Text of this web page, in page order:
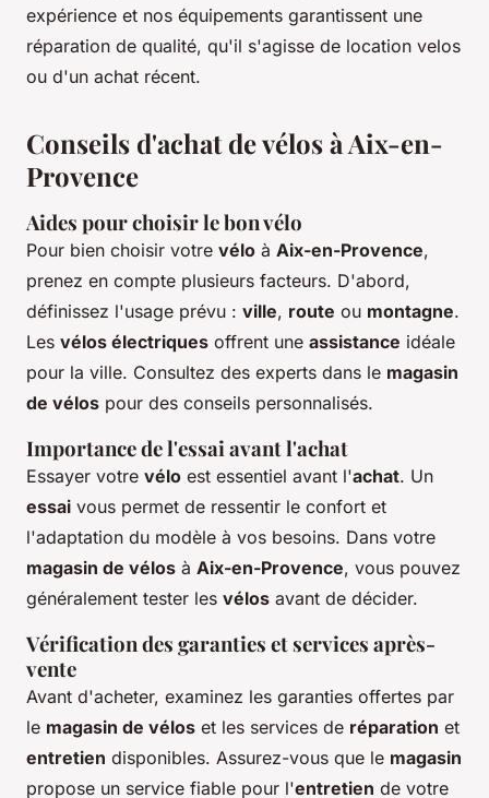
expérience et nos équipements garantissent une
réparation de qualité, qu'il s'agisse de location velos
ou d'un achat récent.
Conseils d'achat de vélos à Aix-en-
Provence
Aides pour choisir le bon vélo
Pour bien choisir votre vélo à Aix-en-Provence,
prenez en compte plusieurs facteurs. D'abord,
définissez l'usage prévu : ville, route ou montagne.
Les vélos électriques offrent une assistance idéale
pour la ville. Consultez des experts dans le magasin
de vélos pour des conseils personnalisés.
Importance de l'essai avant l'achat
Essayer votre vélo est essentiel avant l'achat. Un
essai vous permet de ressentir le confort et
l'adaptation du modèle à vos besoins. Dans votre
magasin de vélos à Aix-en-Provence, vous pouvez
généralement tester les vélos avant de décider.
Vérification des garanties et services après-
vente
Avant d'acheter, examinez les garanties offertes par
le magasin de vélos et les services de réparation et
entretien disponibles. Assurez-vous que le magasin
propose un service fiable pour l'entretien de votre